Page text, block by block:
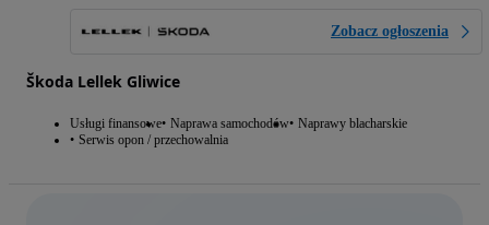
Zobacz ogłoszenia
Škoda Lellek Gliwice
Usługi finansowe Naprawa samochodów Naprawy blacharskie
Serwis opon / przechowalnia